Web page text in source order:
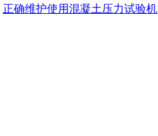
正确维护使用混凝土压力试验机